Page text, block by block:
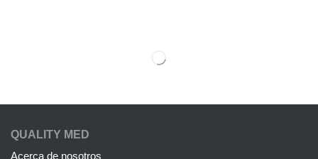
QUALITY MED
Acerca de nosotros